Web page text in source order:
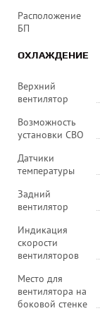
Расположение
БП
ОХЛАЖДЕНИЕ
Верхний
вентилятор
Возможность
установки СВО
Датчики
температуры
Задний
вентилятор
Индикация
скорости
вентиляторов
Место для
вентилятора на
боковой стенке